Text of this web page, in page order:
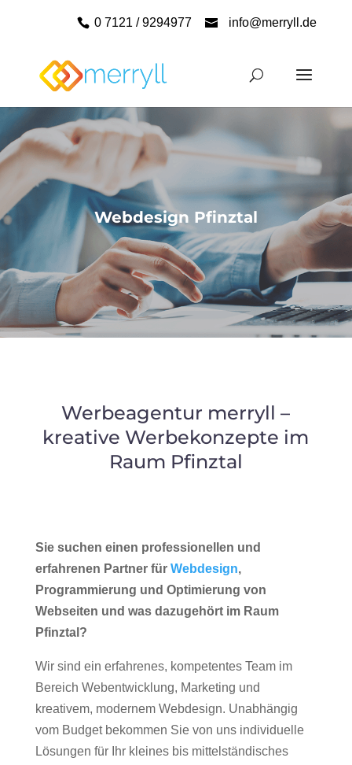
0 7121 / 9294977 info@merryll.de
Webdesign Pfinztal
Werbeagentur merryll –
kreative Werbekonzepte im
Raum Pfinztal
Sie suchen einen professionellen und
erfahrenen Partner für Webdesign,
Programmierung und Optimierung von
Webseiten und was dazugehört im Raum
Pfinztal?
Wir sind ein erfahrenes, kompetentes Team im
Bereich Webentwicklung, Marketing und
kreativem, modernem Webdesign. Unabhängig
vom Budget bekommen Sie von uns individuelle
Lösungen für Ihr kleines bis mittelständisches